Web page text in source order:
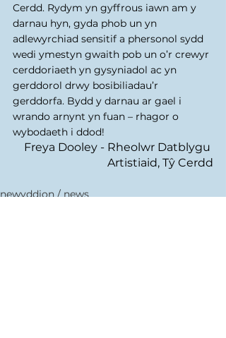
Cerdd. Rydym yn gyffrous iawn am y
darnau hyn, gyda phob un yn
adlewyrchiad sensitif a phersonol sydd
wedi ymestyn gwaith pob un o’r crewyr
cerddoriaeth yn gysyniadol ac yn
gerddorol drwy bosibiliadau’r
gerddorfa. Bydd y darnau ar gael i
wrando arnynt yn fuan – rhagor o
wybodaeth i ddod!
Freya Dooley - Rheolwr Datblygu
Artistiaid, Tŷ Cerdd
newyddion / news